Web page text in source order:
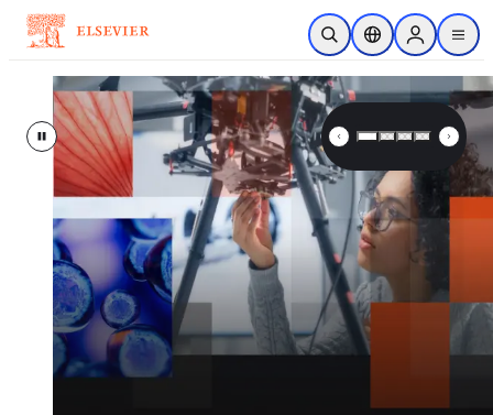
メインのコンテンツにスキップ
検索を開くロケーションセレ
Sign in to
menu
Elsevier – Advancing Science,
Pause